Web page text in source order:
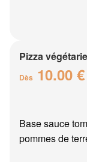
Pizza
Dès 10.00 €
Base sauce
pommes de